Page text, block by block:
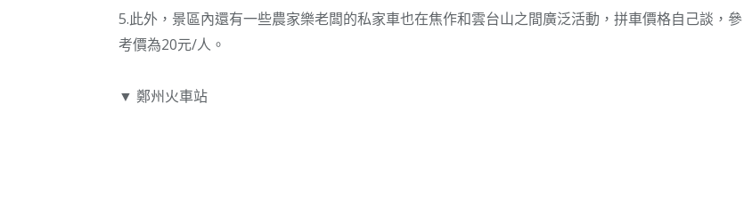
5.此外，景區內還有一些農家樂老闆的私家車也在焦作和雲台山之間廣泛活動，拼車價格自己談，參
考價為20元/人。
▼ 鄭州火車站